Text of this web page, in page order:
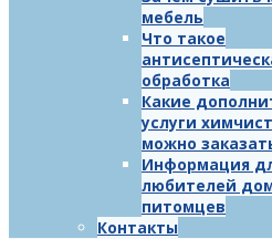
мебель
Что такое
обработка
Какие
услуги
можно
Информация
любителей
питомцев
Контакты